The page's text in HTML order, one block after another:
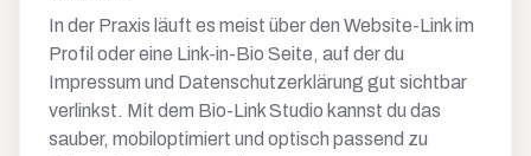
In der Praxis läuft es meist über den Website-Link im
Profil oder eine Link-in-Bio Seite, auf der du
Impressum und Datenschutzerklärung gut sichtbar
verlinkst. Mit dem Bio-Link Studio kannst du das
sauber, mobiloptimiert und optisch passend zu